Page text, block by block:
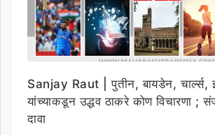
Sanjay Raut | पुतीन, बायडेन, चार्ल्स,
यांच्याकडून उद्धव ठाकरे कोण विचारणा ;
दावा